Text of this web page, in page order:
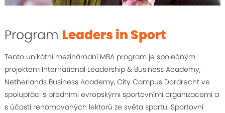
Program Leaders in Sport
Tento unikátní mezinárodní MBA program je společným
projektem International Leadership & Business Academy,
Netherlands Business Academy, City Campus Dordrecht ve
spolupráci s předními evropskými sportovními organizacemi a
s účastí renomovaných lektorů ze světa sportu. Sportovní